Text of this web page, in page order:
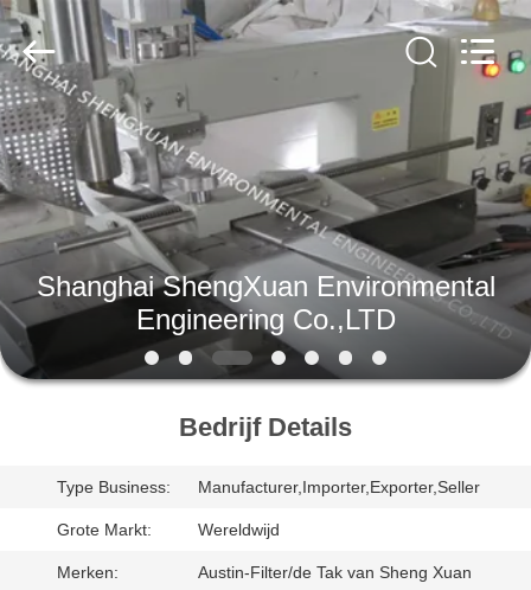
HUIS
PRODUCTEN
ONGEVEER
ONS
FABRIEKSREIS
CONTACTEER
ONS
Co.,LTD.
All
Rights
Reserved.
Developed
by
ECER
Shanghai ShengXuan Environmental
Engineering Co.,LTD
Bedrijf Details
Type Business: Manufacturer,Importer,Exporter,Seller
Grote Markt: Wereldwijd
Merken: Austin-Filter/de Tak van Sheng Xuan